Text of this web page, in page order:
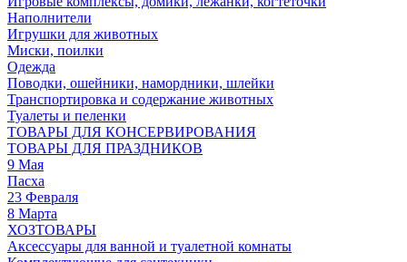
Наполнители
Игрушки для животных
Миски, поилки
Одежда
Поводки, ошейники, намордники, шлейки
Транспортировка и содержание животных
Туалеты и пеленки
ТОВАРЫ ДЛЯ КОНСЕРВИРОВАНИЯ
ТОВАРЫ ДЛЯ ПРАЗДНИКОВ
9 Мая
Пасха
23 Февраля
8 Марта
ХОЗТОВАРЫ
Аксессуары для ванной и туалетной комнаты